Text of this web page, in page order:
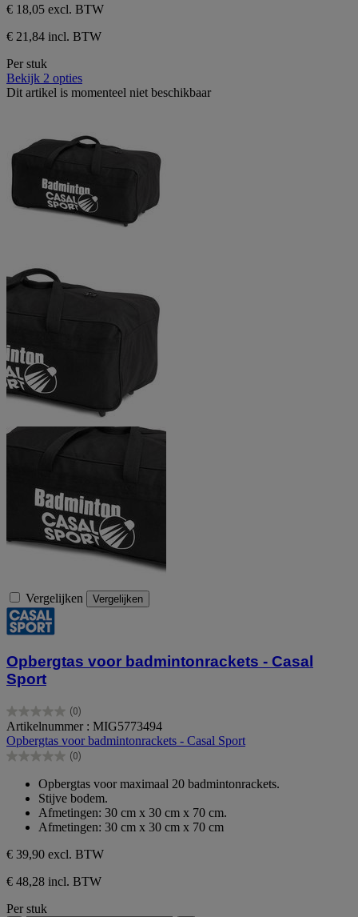
€ 18,05 excl. BTW
€ 21,84 incl. BTW
Per stuk
Bekijk 2 opties
Dit artikel is momenteel niet beschikbaar
Vergelijken Vergelijken
Opbergtas voor badmintonrackets - Casal
Sport
(0)
0.0
van
de
5
Artikelnummer : MIG5773494
Opbergtas voor badmintonrackets - Casal Sport
(0)
0.0
sterren.
Opbergtas voor maximaal 20 badmintonrackets.
Stijve bodem.
Afmetingen: 30 cm x 30 cm x 70 cm.
Afmetingen: 30 cm x 30 cm x 70 cm
€ 39,90 excl. BTW
€ 48,28 incl. BTW
Per stuk